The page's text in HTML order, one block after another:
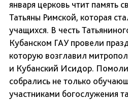
января церковь чтит память
Татьяны Римской, которая
учащихся. В честь
Кубанском ГАУ провели
которую возглавил
и Кубанский Исидор.
собрались не только
участниками богослужения